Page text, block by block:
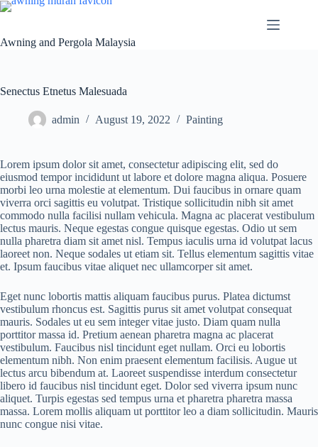
Awning and Pergola Malaysia
Senectus Etnetus Malesuada
admin August 19, 2022 Painting
Lorem ipsum dolor sit amet, consectetur adipiscing elit, sed do
eiusmod tempor incididunt ut labore et dolore magna aliqua. Posuere
morbi leo urna molestie at elementum. Dui faucibus in ornare quam
viverra orci sagittis eu volutpat. Tristique sollicitudin nibh sit amet
commodo nulla facilisi nullam vehicula. Magna ac placerat vestibulum
lectus mauris. Neque egestas congue quisque egestas. Odio ut sem
nulla pharetra diam sit amet nisl. Tempus iaculis urna id volutpat lacus
laoreet non. Neque sodales ut etiam sit. Tellus elementum sagittis vitae
et. Ipsum faucibus vitae aliquet nec ullamcorper sit amet.
Eget nunc lobortis mattis aliquam faucibus purus. Platea dictumst
vestibulum rhoncus est. Sagittis purus sit amet volutpat consequat
mauris. Sodales ut eu sem integer vitae justo. Diam quam nulla
porttitor massa id. Pretium aenean pharetra magna ac placerat
vestibulum. Faucibus nisl tincidunt eget nullam. Orci eu lobortis
elementum nibh. Non enim praesent elementum facilisis. Augue ut
lectus arcu bibendum at. Laoreet suspendisse interdum consectetur
libero id faucibus nisl tincidunt eget. Dolor sed viverra ipsum nunc
aliquet. Turpis egestas sed tempus urna et pharetra pharetra massa
massa. Lorem mollis aliquam ut porttitor leo a diam sollicitudin. Mauris
nunc congue nisi vitae.